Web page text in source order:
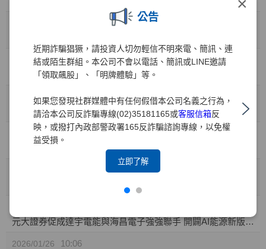
公告
近期詐騙猖獗，請投資人切勿輕信不明來電、簡訊、連
結或陌生群組。本公司不會以電話、簡訊或LINE邀請
「領取飆股」、「明牌體驗」等。
如果您發現社群媒體中有任何假借本公司名義之行為，
請洽本公司反詐騙專線(02)35181165或客服信箱反
映，或撥打內政部警政署165反詐騙諮詢專線，以免權
益受損。
立即了解
2026/03/31
10:41
2026/03/27
10:41
金融科技與服務雙引擎 元大證券勇奪財訊六大獎、締造十一連霸
2026/03/02
15:15
元大權證開春好禮 月月抽88,000元禮券
元大證券促成達宇電能與海昌電子強強聯手 開闢AI能源新版圖 推動永續經營與傳承
2026/01/26
10:06